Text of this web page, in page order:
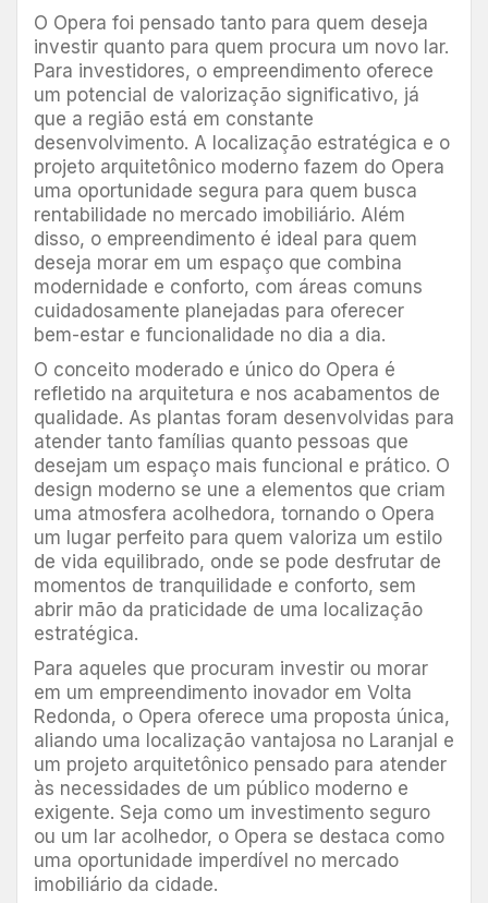
O Opera foi pensado tanto para quem deseja
investir quanto para quem procura um novo lar.
Para investidores, o empreendimento oferece
um potencial de valorização significativo, já
que a região está em constante
desenvolvimento. A localização estratégica e o
projeto arquitetônico moderno fazem do Opera
uma oportunidade segura para quem busca
rentabilidade no mercado imobiliário. Além
disso, o empreendimento é ideal para quem
deseja morar em um espaço que combina
modernidade e conforto, com áreas comuns
cuidadosamente planejadas para oferecer
bem-estar e funcionalidade no dia a dia.
O conceito moderado e único do Opera é
refletido na arquitetura e nos acabamentos de
qualidade. As plantas foram desenvolvidas para
atender tanto famílias quanto pessoas que
desejam um espaço mais funcional e prático. O
design moderno se une a elementos que criam
uma atmosfera acolhedora, tornando o Opera
um lugar perfeito para quem valoriza um estilo
de vida equilibrado, onde se pode desfrutar de
momentos de tranquilidade e conforto, sem
abrir mão da praticidade de uma localização
estratégica.
Para aqueles que procuram investir ou morar
em um empreendimento inovador em Volta
Redonda, o Opera oferece uma proposta única,
aliando uma localização vantajosa no Laranjal e
um projeto arquitetônico pensado para atender
às necessidades de um público moderno e
exigente. Seja como um investimento seguro
ou um lar acolhedor, o Opera se destaca como
uma oportunidade imperdível no mercado
imobiliário da cidade.